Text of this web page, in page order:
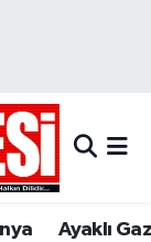
Ayaklı